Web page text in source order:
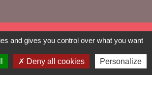
- Politique de confidentialité -
- Plan du site -
and gives you control over what you want
Deny all cookies Personalize